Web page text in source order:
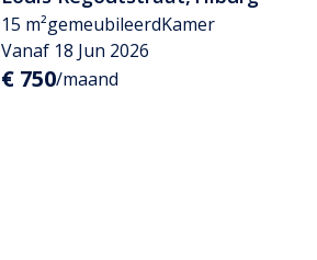
15 m²gemeubileerdKamer
Vanaf 18 Jun 2026
€ 750/maand